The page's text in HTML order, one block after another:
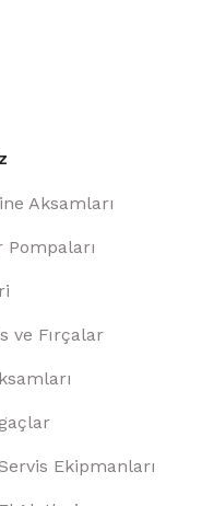
Aksamları
Pompaları
ve Fırçalar
Ekipmanları